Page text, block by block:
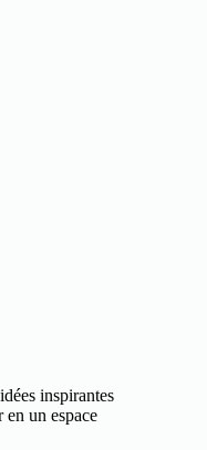
inspirantes
un espace